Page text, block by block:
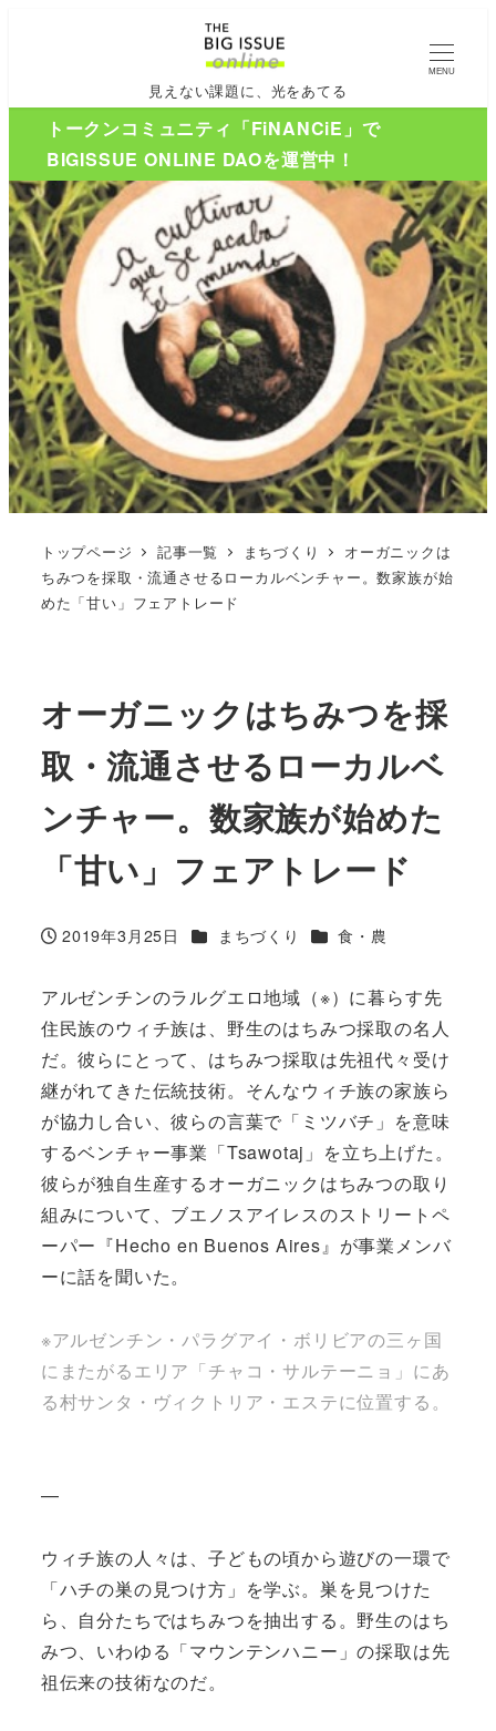
見えない課題に、光をあてる
MENU
トークンコミュニティ「FiNANCiE」で
BIGISSUE ONLINE DAOを運営中！
トップページ 記事一覧 まちづくり
オーガニックは
ちみつを採取・流通させるローカルベンチャー。数家族が始
めた「甘い」フェアトレード
オーガニックはちみつを採
取・流通させるローカルベ
ンチャー。数家族が始めた
「甘い」フェアトレード
投稿日
2019年3月25日 カテゴリー
まちづくり カテゴリー
食・農
アルゼンチンのラルグエロ地域（※）に暮らす先
住民族のウィチ族は、野生のはちみつ採取の名人
だ。彼らにとって、はちみつ採取は先祖代々受け
継がれてきた伝統技術。そんなウィチ族の家族ら
が協力し合い、彼らの言葉で「ミツバチ」を意味
するベンチャー事業「Tsawotaj」を立ち上げた。
彼らが独自生産するオーガニックはちみつの取り
組みについて、ブエノスアイレスのストリートペ
ーパー『Hecho en Buenos Aires』が事業メンバ
ーに話を聞いた。
※アルゼンチン・パラグアイ・ボリビアの三ヶ国
にまたがるエリア「チャコ・サルテーニョ」にあ
る村サンタ・ヴィクトリア・エステに位置する。
—
ウィチ族の人々は、子どもの頃から遊びの一環で
「ハチの巣の見つけ方」を学ぶ。巣を見つけた
ら、自分たちではちみつを抽出する。野生のはち
みつ、いわゆる「マウンテンハニー」の採取は先
祖伝来の技術なのだ。